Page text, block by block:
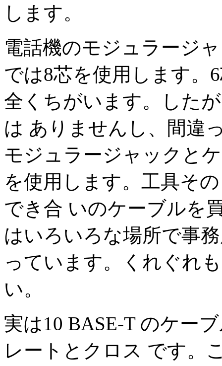
します。
電話機のモジュラージ
では8芯を使用します。
全くちがいます。した
は ありませんし、間違
モジュラージャックと
を使用します。工具そ
でき合 いのケーブルを
はいろいろな場所で事
っています。くれぐれ
い。
実は10 BASE-T のケー
レートとクロス です。